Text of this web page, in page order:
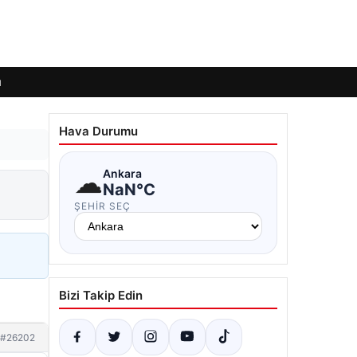
#26202
Hava Durumu
☁Ankara
NaN°C
ŞEHIR SEÇ
Bizi Takip Edin